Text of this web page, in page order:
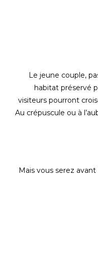
Le jeune couple,
habitat préservé
visiteurs pourront
Au crépuscule ou à
Mais vous serez